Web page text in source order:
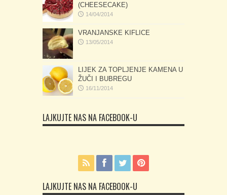
(CHEESECAKE)
14/04/2014
VRANJANSKE KIFLICE
13/05/2014
LIJEK ZA TOPLJENJE KAMENA U
ŽUČI I BUBREGU
16/11/2014
LAJKUJTE NAS NA FACEBOOK-U
LAJKUJTE NAS NA FACEBOOK-U